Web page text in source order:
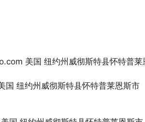
美国 纽约州威彻斯特县怀特普莱
纽约州威彻斯特县怀特普莱恩斯市